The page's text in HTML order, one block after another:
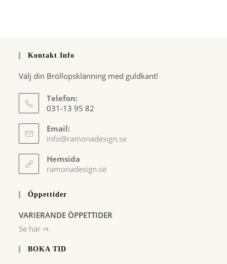
Kontakt Info
Välj din Bröllopsklänning med guldkant!
Telefon:
031-13 95 82
Email:
info@ramonadesign.seOpens
Hemsida
ramonadesign.se
Öppettider
VARIERANDE ÖPPETTIDER
Se här ⇒
BOKA TID